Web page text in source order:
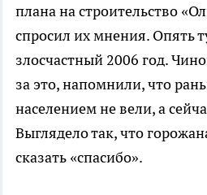
плана на строительство
спросил их мнения. Опять
злосчастный 2006 год.
за это, напомнили, что
населением не вели, а
Выглядело так, что
сказать «спасибо».